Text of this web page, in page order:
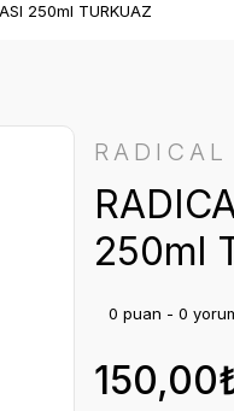
250ml TURKUAZ
RADICAL
250ml
0 puan - 0